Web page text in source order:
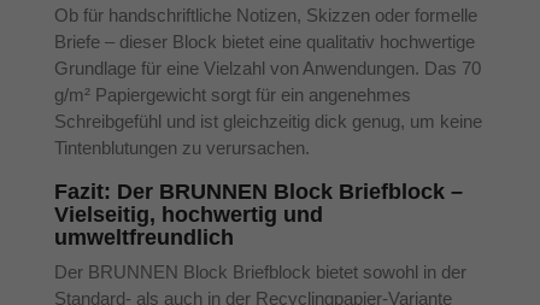
Ob für handschriftliche Notizen, Skizzen oder formelle
Briefe – dieser Block bietet eine qualitativ hochwertige
Grundlage für eine Vielzahl von Anwendungen. Das 70
g/m² Papiergewicht sorgt für ein angenehmes
Schreibgefühl und ist gleichzeitig dick genug, um keine
Tintenblutungen zu verursachen.
Fazit: Der BRUNNEN Block Briefblock –
Vielseitig, hochwertig und
umweltfreundlich
Der BRUNNEN Block Briefblock bietet sowohl in der
Standard- als auch in der Recyclingpapier-Variante